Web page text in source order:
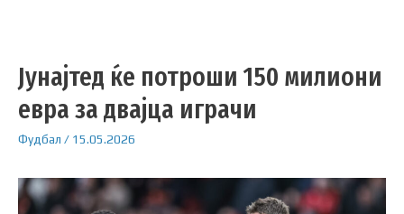
Јунајтед ќе потроши 150 милиони
евра за двајца играчи
Фудбал / 15.05.2026